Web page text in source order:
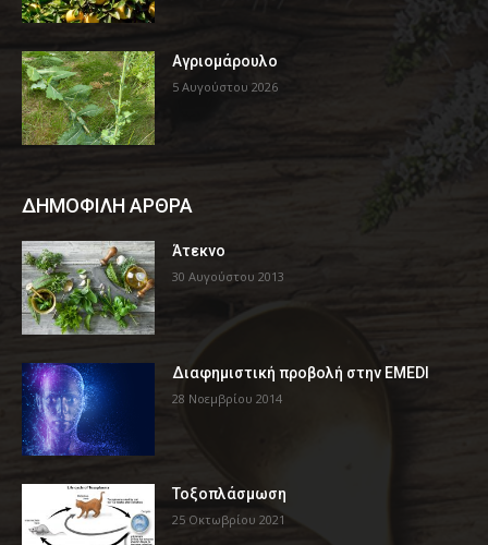
Αγριομάρουλο
5 Αυγούστου 2026
ΔΗΜΟΦΙΛΗ ΑΡΘΡΑ
Άτεκνο
30 Αυγούστου 2013
Διαφημιστική προβολή στην EMEDI
28 Νοεμβρίου 2014
Τοξοπλάσμωση
25 Οκτωβρίου 2021